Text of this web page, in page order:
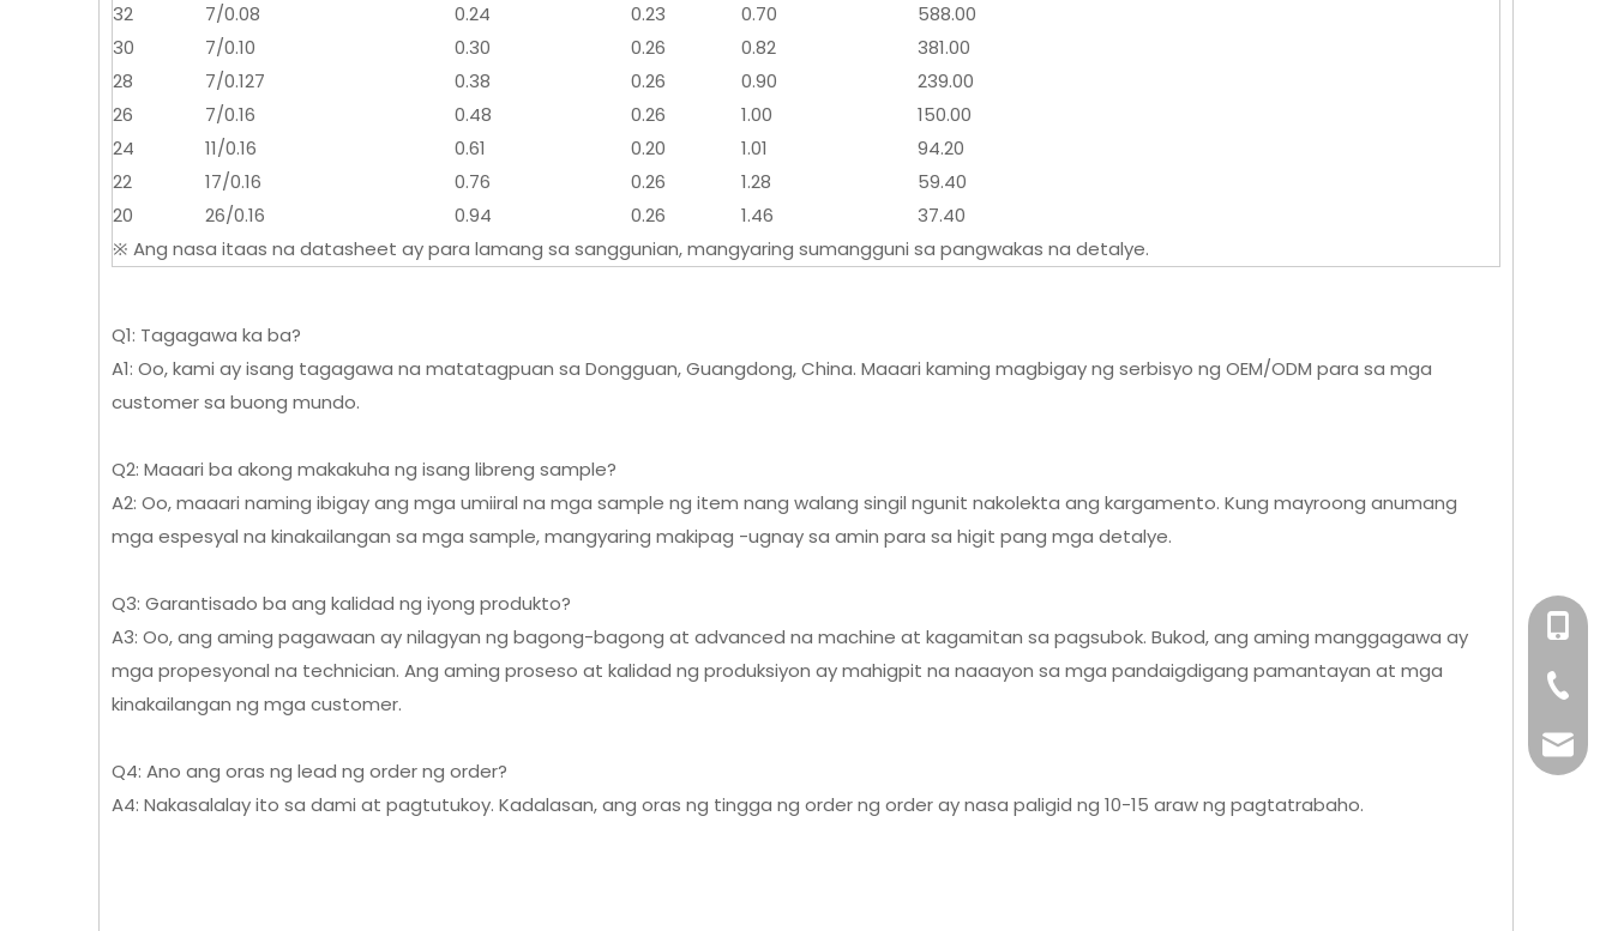
32
7/0.08 0.24 0.23 0.70
588.00
30
7/0.10 0.30 0.26 0.82
381.00
28
7/0.127 0.38 0.26 0.90
239.00
26
7/0.16 0.48 0.26 1.00
150.00
24
11/0.16 0.61 0.20 1.01
94.20
22
17/0.16 0.76 0.26 1.28
59.40
20
26/0.16 0.94 0.26 1.46
37.40
※ Ang nasa itaas na datasheet ay para lamang sa sanggunian, mangyaring sumangguni sa pangwakas na detalye.
Q1: Tagagawa ka ba?
A1: Oo, kami ay isang tagagawa na matatagpuan sa Dongguan, Guangdong, China. Maaari kaming magbigay ng serbisyo ng OEM/ODM para sa mga
customer sa buong mundo.
Q2: Maaari ba akong makakuha ng isang libreng sample?
A2: Oo, maaari naming ibigay ang mga umiiral na mga sample ng item nang walang singil ngunit nakolekta ang kargamento. Kung mayroong anumang
mga espesyal na kinakailangan sa mga sample, mangyaring makipag -ugnay sa amin para sa higit pang mga detalye.
Q3: Garantisado ba ang kalidad ng iyong produkto?
A3: Oo, ang aming pagawaan ay nilagyan ng bagong-bagong at advanced na machine at kagamitan sa pagsubok. Bukod, ang aming manggagawa ay
mga propesyonal na technician. Ang aming proseso at kalidad ng produksiyon ay mahigpit na naaayon sa mga pandaigdigang pamantayan at mga
kinakailangan ng mga customer.
Q4: Ano ang oras ng lead ng order ng order?
A4: Nakasalalay ito sa dami at pagtutukoy. Kadalasan, ang oras ng tingga ng order ng order ay nasa paligid ng 10-15 araw ng pagtatrabaho.
+86-
+86-